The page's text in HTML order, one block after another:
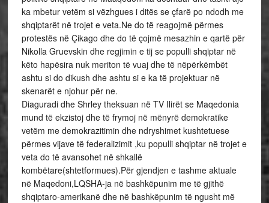
ka mbetur vetëm si vëzhgues i ditës se çfarë po ndodh me
shqiptarët në trojet e veta.Ne do të reagojmë përmes
protestës në Çikago dhe do të çojmë mesazhin e qartë për
Nikolla Gruevskin dhe regjimin e tij se populli shqiptar në
këto hapësira nuk meriton të vuaj dhe të nëpërkëmbët
ashtu si do dikush dhe ashtu si e ka të projektuar në
skenarët e njohur për ne.
Diaguradi dhe Shrley theksuan në TV Ilirët se Maqedonia
mund të ekzistoj dhe të frymoj në mënyrë demokratike
vetëm me demokrazitimin dhe ndryshimet kushtetuese
përmes vijave të federalizimit ,ku populli shqiptar në trojet e
veta do të avansohet në shkallë
kombëtare(shtetformues).Për gjendjen e tashme aktuale
në Maqedoni,LQSHA-ja në bashkëpunim me të gjithë
shqiptaro-amerikanë dhe në bashkëpunim të ngusht më